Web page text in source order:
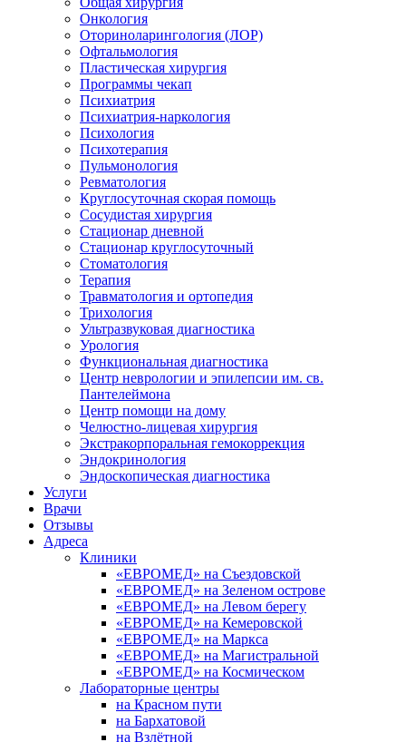
Онкология
Оториноларингология (ЛОР)
Офтальмология
Пластическая хирургия
Программы чекап
Психиатрия
Психиатрия-наркология
Психология
Психотерапия
Пульмонология
Ревматология
Круглосуточная скорая помощь
Сосудистая хирургия
Стационар дневной
Стационар круглосуточный
Стоматология
Терапия
Травматология и ортопедия
Трихология
Ультразвуковая диагностика
Урология
Функциональная диагностика
Центр неврологии и эпилепсии им. св.
Пантелеймона
Центр помощи на дому
Челюстно-лицевая хирургия
Экстракорпоральная гемокоррекция
Эндокринология
Эндоскопическая диагностика
Услуги
Врачи
Отзывы
Адреса
Клиники
«ЕВРОМЕД» на Съездовской
«ЕВРОМЕД» на Зеленом острове
«ЕВРОМЕД» на Левом берегу
«ЕВРОМЕД» на Кемеровской
«ЕВРОМЕД» на Маркса
«ЕВРОМЕД» на Магистральной
«ЕВРОМЕД» на Космическом
Лабораторные центры
на Красном пути
на Бархатовой
на Взлётной